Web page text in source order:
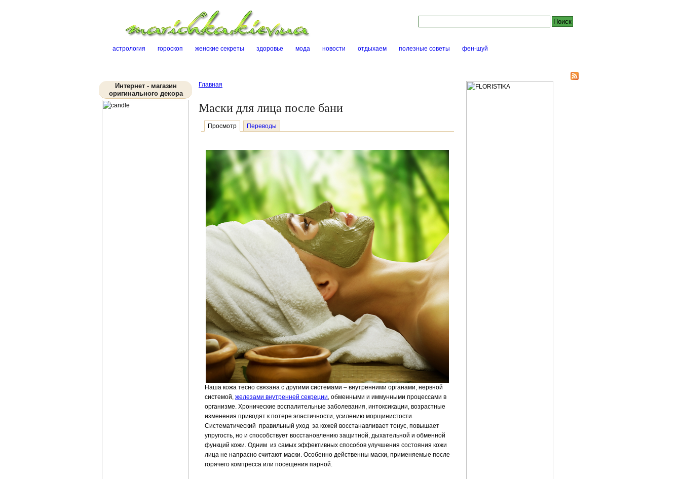
Поиск на сайте:
астрология гороскоп женские секреты здоровье мода новости отдыхаем полезные советы фен-шуй
Интернет - магазин
оригинального декора
Главная
Маски для лица после бани
Просмотр Переводы
Наша кожа тесно связана с другими системами – внутренними органами, нервной
системой, железами внутренней секреции, обменными и иммунными процессами в
организме. Хронические воспалительные заболевания, интоксикации, возрастные
изменения приводят к потере эластичности, усилению морщинистости.
Систематический правильный уход за кожей восстанавливает тонус, повышает
упругость, но и способствует восстановлению защитной, дыхательной и обменной
функций кожи. Одним из самых эффективных способов улучшения состояния кожи
лица не напрасно считают маски. Особенно действенны маски, применяемые после
горячего компресса или посещения парной.